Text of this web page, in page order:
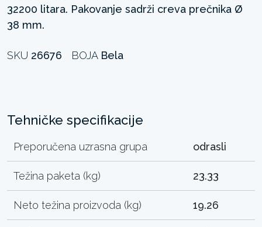
32200 litara. Pakovanje sadrži creva prečnika Ø
38 mm. ​
SKU 26676 BOJA Bela
Tehničke specifikacije
Preporučena uzrasna grupa odrasli
Težina paketa (kg) 23.33
Neto težina proizvoda (kg) 19.26